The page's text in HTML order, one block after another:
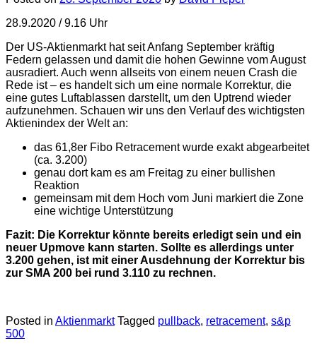
28.9.2020 / 9.16 Uhr
Der US-Aktienmarkt hat seit Anfang September kräftig
Federn gelassen und damit die hohen Gewinne vom August
ausradiert. Auch wenn allseits von einem neuen Crash die
Rede ist – es handelt sich um eine normale Korrektur, die
eine gutes Luftablassen darstellt, um den Uptrend wieder
aufzunehmen. Schauen wir uns den Verlauf des wichtigsten
Aktienindex der Welt an:
das 61,8er Fibo Retracement wurde exakt abgearbeitet
(ca. 3.200)
genau dort kam es am Freitag zu einer bullishen
Reaktion
gemeinsam mit dem Hoch vom Juni markiert die Zone
eine wichtige Unterstützung
Fazit: Die Korrektur könnte bereits erledigt sein und ein
neuer Upmove kann starten. Sollte es allerdings unter
3.200 gehen, ist mit einer Ausdehnung der Korrektur bis
zur SMA 200 bei rund 3.110 zu rechnen.
Posted in Aktienmarkt Tagged pullback, retracement, s&p
500